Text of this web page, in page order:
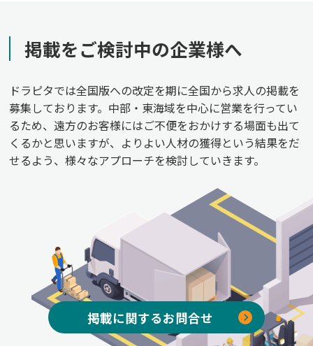
掲載をご検討中の企業様へ
ドラピタでは全国版への改定を期に全国から求人の掲載を
募集しております。中部・東海域を中心に営業を行ってい
るため、遠方のお客様にはご不便をおかけする場面も出て
くるかと思いますが、よりよい人材の獲得という結果をだ
せるよう、様々なアプローチを検討していきます。
掲載に関するお問合せ